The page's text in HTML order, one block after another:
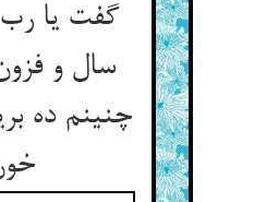
گفت یا
سال و
چنینم ده